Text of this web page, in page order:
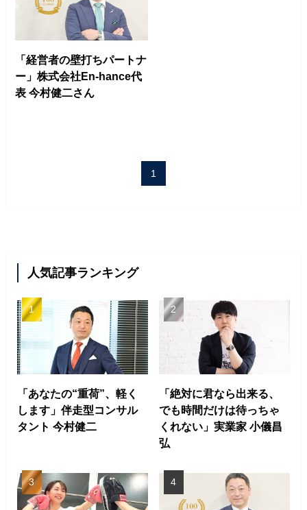
「経営者の壁打ちパートナ
ー」株式会社En-hance代
表 今村健二さん
1
人気記事ランキング
「あなたの“重荷”、軽く
します」伴走型コンサル
タント 今村健二
「絶対に君なら出来る、
でも時間だけは待っちゃ
くれない」実業家 小儀昌
弘